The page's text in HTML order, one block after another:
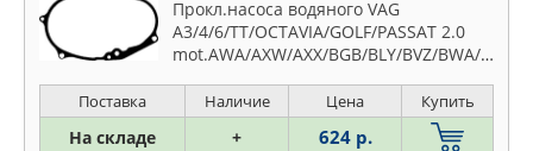
Прокл.насоса водяного VAG
A3/4/6/TT/OCTAVIA/GOLF/PASSAT 2.0
mot.AWA/AXW/AXX/BGB/BLY/BVZ/BWA/BWE/BYD
Поставка Наличие Цена Купить
На складе + 624 р.